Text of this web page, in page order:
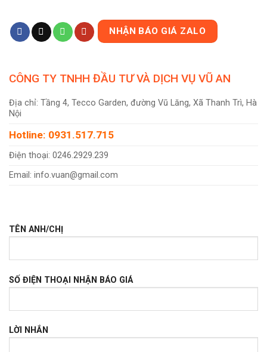
NHẬN BÁO GIÁ ZALO
CÔNG TY TNHH ĐẦU TƯ VÀ DỊCH VỤ VŨ AN
Địa chỉ: Tầng 4, Tecco Garden, đường Vũ Lăng, Xã Thanh Trì, Hà
Nội
Hotline: 0931.517.715
Điện thoại: 0246.2929.239
Email: info.vuan@gmail.com
TÊN ANH/CHỊ
SỐ ĐIỆN THOẠI NHẬN BÁO GIÁ
LỜI NHẮN